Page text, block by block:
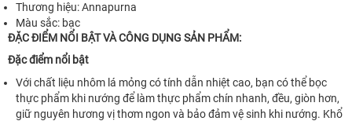
Thương hiệu: Annapurna
Màu sắc: bạc
ĐẶC ĐIỂM NỔI BẬT VÀ CÔNG DỤNG SẢN PHẨM:
Đặc điểm nổi bật
Với chất liệu nhôm lá mỏng có tính dẫn nhiệt cao, bạn có thể bọc
thực phẩm khi nướng để làm thực phẩm chín nhanh, đều, giòn hơn,
giữ nguyên hương vị thơm ngon và bảo đảm vệ sinh khi nướng. Khổ